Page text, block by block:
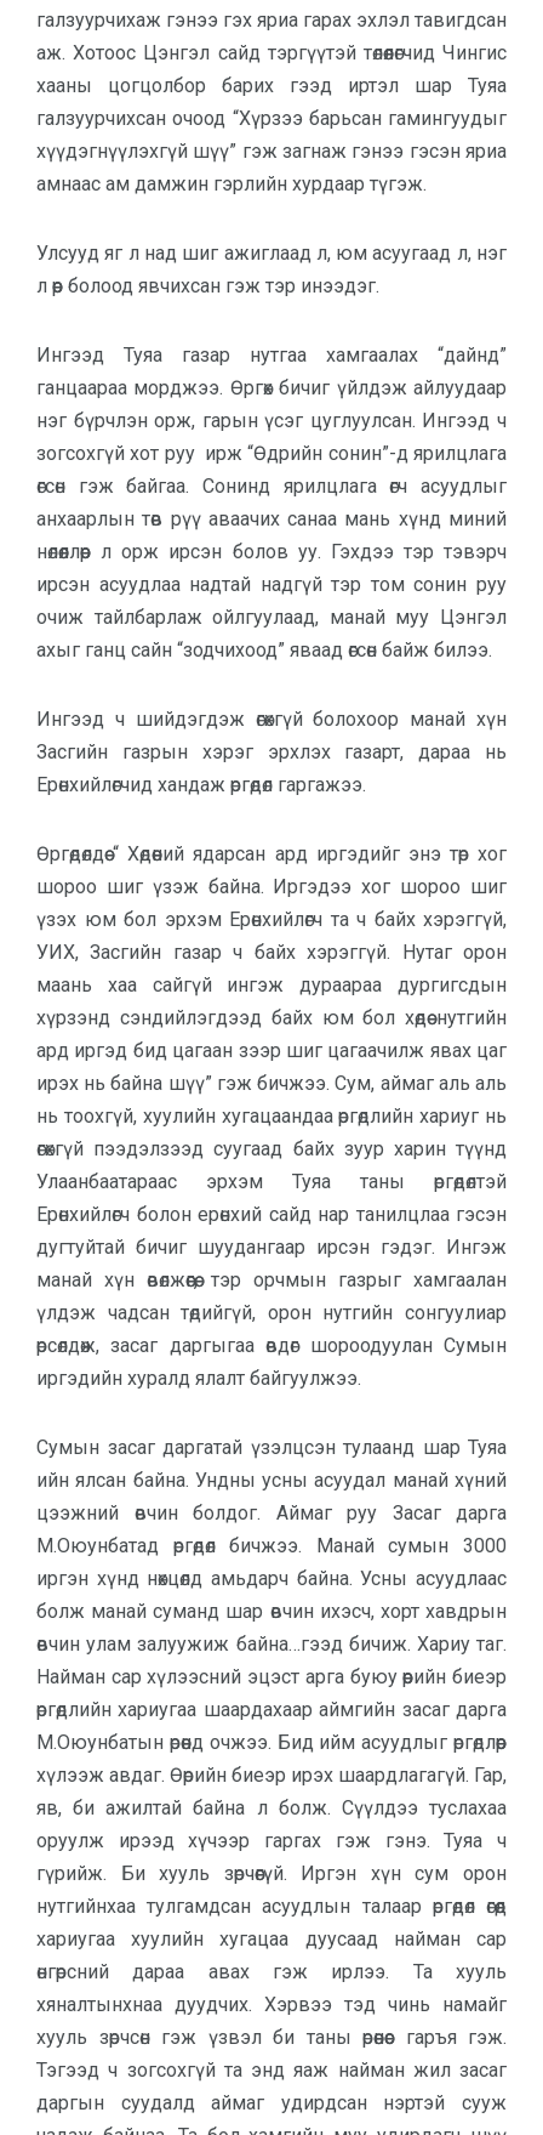
галзуурчихаж гэнээ гэх яриа гарах эхлэл тавигдсан
аж. Хотоос Цэнгэл сайд тэргүүтэй төлөөлөгчид Чингис
хааны цогцолбор барих гээд иртэл шар Туяа
галзуурчихсан очоод “Хүрзээ барьсан гамингуудыг
хүүдэгнүүлэхгүй шүү” гэж загнаж гэнээ гэсэн яриа
амнаас ам дамжин гэрлийн хурдаар түгэж.
Улсууд яг л над шиг ажиглаад л, юм асуугаад л, нэг
л өөр болоод явчихсан гэж тэр инээдэг.
Ингээд Туяа газар нутгаа хамгаалах “дайнд”
ганцаараа морджээ. Өргөх бичиг үйлдэж айлуудаар
нэг бүрчлэн орж, гарын үсэг цуглуулсан. Ингээд ч
зогсохгүй хот руу ирж “Өдрийн сонин”-д ярилцлага
өгсөн гэж байгаа. Сонинд ярилцлага өгч асуудлыг
анхаарлын төв рүү аваачих санаа мань хүнд миний
нөлөөллөөр л орж ирсэн болов уу. Гэхдээ тэр тэвэрч
ирсэн асуудлаа надтай надгүй тэр том сонин руу
очиж тайлбарлаж ойлгуулаад, манай муу Цэнгэл
ахыг ганц сайн “зодчихоод” яваад өгсөн байж билээ.
Ингээд ч шийдэгдэж өгөхгүй болохоор манай хүн
Засгийн газрын хэрэг эрхлэх газарт, дараа нь
Ерөнхийлөгчид хандаж өргөдөл гаргажээ.
Өргөдөлдөө “ Хөдөөний ядарсан ард иргэдийг энэ төр хог
шороо шиг үзэж байна. Иргэдээ хог шороо шиг
үзэх юм бол эрхэм Ерөнхийлөгч та ч байх хэрэггүй,
УИХ, Засгийн газар ч байх хэрэггүй. Нутаг орон
маань хаа сайгүй ингэж дураараа дургигсдын
хүрзэнд сэндийлэгдээд байх юм бол хөдөө нутгийн
ард иргэд бид цагаан зээр шиг цагаачилж явах цаг
ирэх нь байна шүү” гэж бичжээ. Сум, аймаг аль аль
нь тоохгүй, хуулийн хугацаандаа өргөдлийн хариуг нь
өгөхгүй пээдэлзээд суугаад байх зуур харин түүнд
Улаанбаатараас эрхэм Туяа таны өргөдөлтэй
Ерөнхийлөгч болон ерөнхий сайд нар танилцлаа гэсэн
дугтуйтай бичиг шуудангаар ирсэн гэдэг. Ингэж
манай хүн өвөлжөөгөө, тэр орчмын газрыг хамгаалан
үлдэж чадсан төдийгүй, орон нутгийн сонгуулиар
өрсөлдөж, засаг даргыгаа өвдөг шороодуулан Сумын
иргэдийн хуралд ялалт байгуулжээ.
Сумын засаг даргатай үзэлцсэн тулаанд шар Туяа
ийн ялсан байна. Ундны усны асуудал манай хүний
цээжний өвчин болдог. Аймаг руу Засаг дарга
М.Оюунбатад өргөдөл бичжээ. Манай сумын 3000
иргэн хүнд нөхцөлд амьдарч байна. Усны асуудлаас
болж манай суманд шар өвчин ихэсч, хорт хавдрын
өвчин улам залуужиж байна…гээд бичиж. Хариу таг.
Найман сар хүлээсний эцэст арга буюу өөрийн биеэр
өргөдлийн хариугаа шаардахаар аймгийн засаг дарга
М.Оюунбатын өрөөнд очжээ. Бид ийм асуудлыг өргөдлөөр
хүлээж авдаг. Өөрийн биеэр ирэх шаардлагагүй. Гар,
яв, би ажилтай байна л болж. Сүүлдээ туслахаа
оруулж ирээд хүчээр гаргах гэж гэнэ. Туяа ч
гүрийж. Би хууль зөрчөөгүй. Иргэн хүн сум орон
нутгийнхаа тулгамдсан асуудлын талаар өргөдөл өгөөд
хариугаа хуулийн хугацаа дуусаад найман сар
өнгөрсний дараа авах гэж ирлээ. Та хууль
хяналтынхнаа дуудчих. Хэрвээ тэд чинь намайг
хууль зөрчсөн гэж үзвэл би таны өрөөнөөс гаръя гэж.
Тэгээд ч зогсохгүй та энд яаж найман жил засаг
даргын суудалд аймаг удирдсан нэртэй сууж